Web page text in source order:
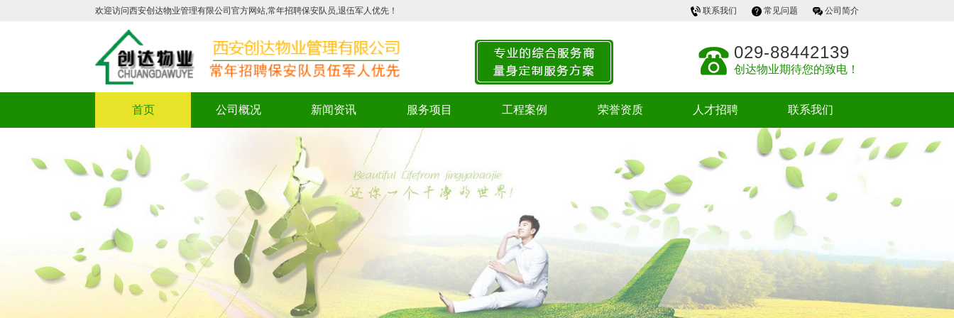
欢迎访问西安创达物业管理有限公司官方网站,常年招聘保安队员,退伍军人优先！ 公司简介
常见问题
联系我们
029-88442139
创达物业期待您的致电！
首页 公司概况 新闻资讯 服务项目 工程案例 荣誉资质 人才招聘 联系我们